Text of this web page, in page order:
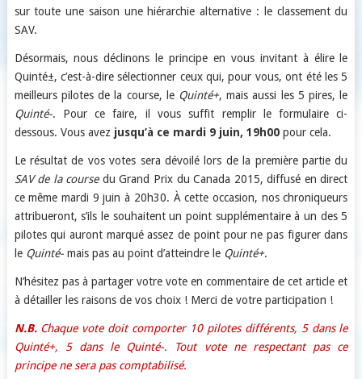
sur toute une saison une hiérarchie alternative : le classement du
SAV.
Désormais, nous déclinons le principe en vous invitant à élire le
Quinté±, c’est-à-dire sélectionner ceux qui, pour vous, ont été les 5
meilleurs pilotes de la course, le Quinté+, mais aussi les 5 pires, le
Quinté-. Pour ce faire, il vous suffit remplir le formulaire ci-
dessous. Vous avez jusqu’à ce mardi 9 juin, 19h00pour cela.
Le résultat de vos votes sera dévoilé lors de la première partie du
SAV de la coursedu Grand Prix du Canada 2015, diffusé en direct
ce même mardi 9 juin à 20h30. À cette occasion, nos chroniqueurs
attribueront, s’ils le souhaitent un point supplémentaire à un des 5
pilotes qui auront marqué assez de point pour ne pas figurer dans
le Quinté-mais pas au point d’atteindre le Quinté+.
N’hésitez pas à partager votre vote en commentaire de cet article et
à détailler les raisons de vos choix ! Merci de votre participation !
N.B.Chaque vote doit comporter 10 pilotes différents, 5 dans le
Quinté+, 5 dans le Quinté-. Tout vote ne respectant pas ce
principe ne sera pas comptabilisé.